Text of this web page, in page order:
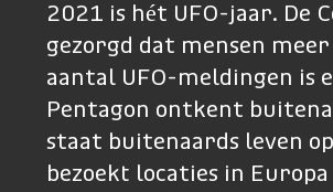
2021 is hét UFO-jaar. De
gezorgd dat mensen
aantal UFO-meldingen is
Pentagon ontkent
staat buitenaards leven
bezoekt locaties in